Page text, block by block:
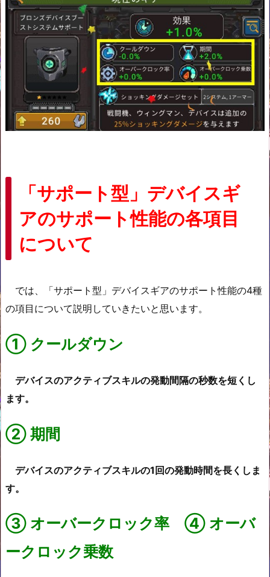
「サポート型」デバイスギ
アのサポート性能の各項目
について
では、「サポート型」デバイスギアのサポート性能の4種
の項目について説明していきたいと思います。
① クールダウン
デバイスのアクティブスキルの発動間隔の秒数を短くし
ます。
② 期間
デバイスのアクティブスキルの1回の発動時間を長くしま
す。
③ オーバークロック率 ④ オーバ
ークロック乗数